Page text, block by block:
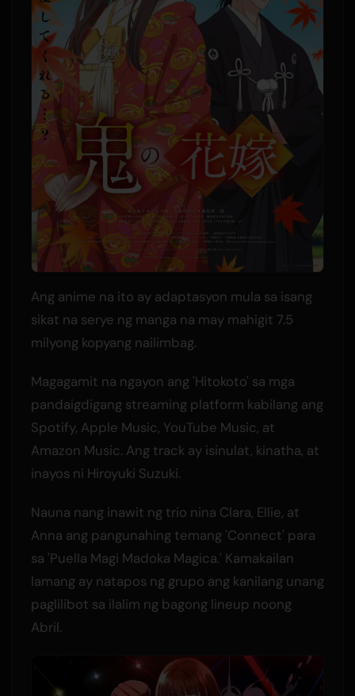
Ang anime na ito ay adaptasyon mula sa isang
sikat na serye ng manga na may mahigit 7.5
milyong kopyang nailimbag.
Magagamit na ngayon ang 'Hitokoto' sa mga
pandaigdigang streaming platform kabilang ang
Spotify, Apple Music, YouTube Music, at
Amazon Music. Ang track ay isinulat, kinatha, at
inayos ni Hiroyuki Suzuki.
Nauna nang inawit ng trio nina Clara, Ellie, at
Anna ang pangunahing temang 'Connect' para
sa 'Puella Magi Madoka Magica.' Kamakailan
lamang ay natapos ng grupo ang kanilang unang
paglilibot sa ilalim ng bagong lineup noong
Abril.